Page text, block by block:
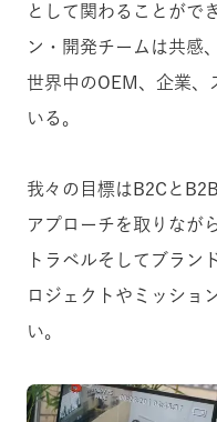
として関わることがで
ン・開発チームは共感
世界中のOEM、企業、
いる。
我々の目標はB2Cと
アプローチを取りなが
トラベルそしてブラン
ロジェクトやミッショ
い。